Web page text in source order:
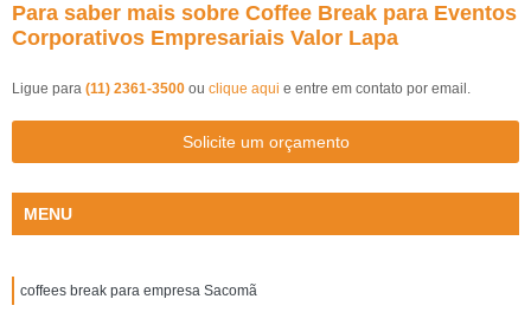
Para saber mais sobre Coffee Break para Eventos
Corporativos Empresariais Valor Lapa
Ligue para (11) 2361-3500 ou clique aqui e entre em contato por email.
Solicite um orçamento
MENU
coffees break para empresa Sacomã